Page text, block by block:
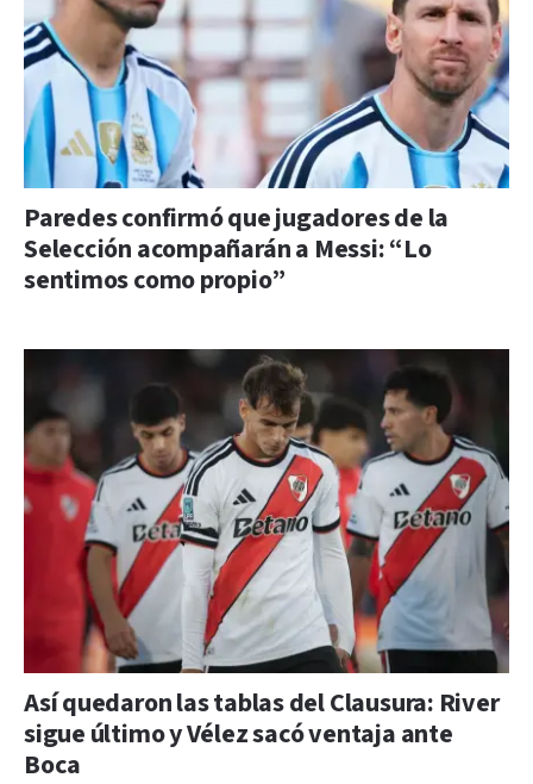
Paredes confirmó que jugadores de la
Selección acompañarán a Messi: “Lo
sentimos como propio”
Así quedaron las tablas del Clausura: River
sigue último y Vélez sacó ventaja ante
Boca